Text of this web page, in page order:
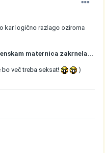
kar logično razlago oziroma
maternica zakrnela...
bo več treba seksat! )